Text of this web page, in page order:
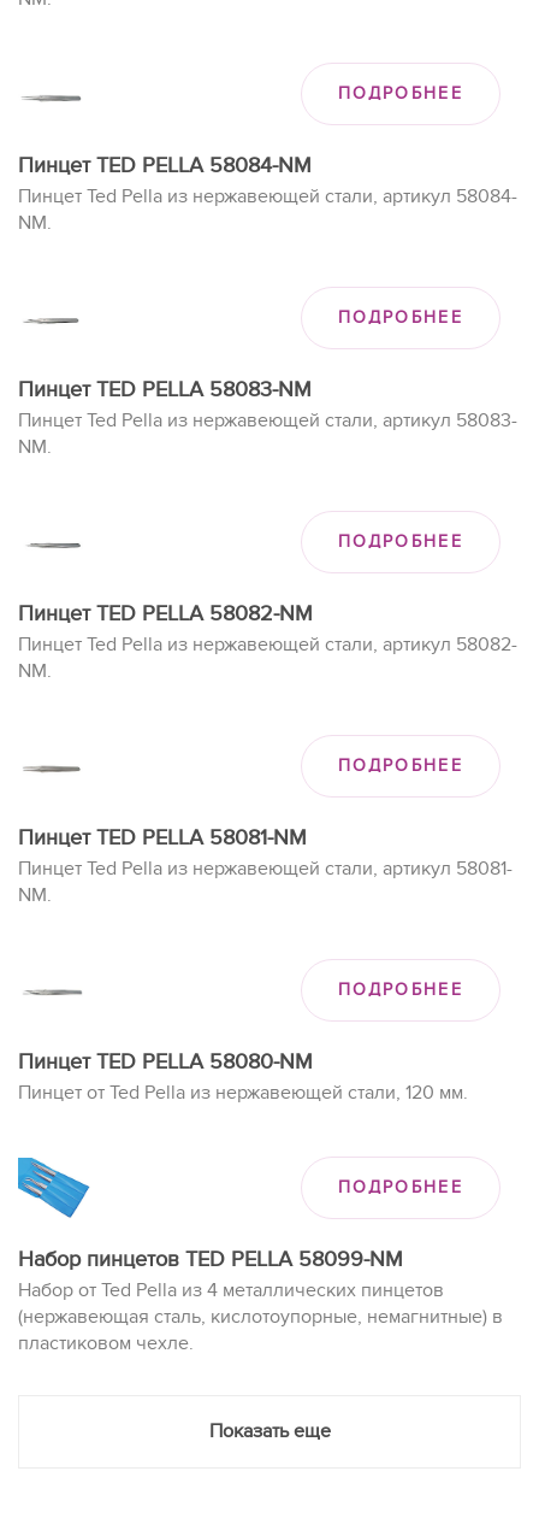
ПОДРОБНЕЕ
Пинцет TED PELLA 58084-NM
Пинцет Ted Pella из нержавеющей стали, артикул 58084-
NM.
ПОДРОБНЕЕ
Пинцет TED PELLA 58083-NM
Пинцет Ted Pella из нержавеющей стали, артикул 58083-
NM.
ПОДРОБНЕЕ
Пинцет TED PELLA 58082-NM
Пинцет Ted Pella из нержавеющей стали, артикул 58082-
NM.
ПОДРОБНЕЕ
Пинцет TED PELLA 58081-NM
Пинцет Ted Pella из нержавеющей стали, артикул 58081-
NM.
ПОДРОБНЕЕ
Пинцет TED PELLA 58080-NM
Пинцет от Ted Pella из нержавеющей стали, 120 мм.
ПОДРОБНЕЕ
Набор пинцетов TED PELLA 58099-NM
Набор от Ted Pella из 4 металлических пинцетов
(нержавеющая сталь, кислотоупорные, немагнитные) в
пластиковом чехле.
Показать еще